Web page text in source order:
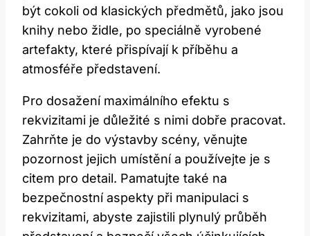
být cokoli od klasických předmětů, jako jsou
knihy nebo židle, po speciálně vyrobené
artefakty, které přispívají k příběhu a
atmosféře představení.
Pro dosažení maximálního efektu s
rekvizitami je důležité s nimi dobře pracovat.
Zahrňte je do výstavby scény, věnujte
pozornost jejich umístění a používejte je s
citem pro detail. Pamatujte také na
bezpečnostní aspekty při manipulaci s
rekvizitami, abyste zajistili plynulý průběh